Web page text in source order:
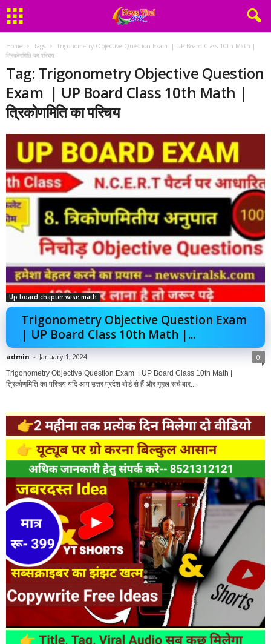
Home Tags
Trigonometry Objective Question Exam | UP Board Class 10th Math |
त्रिकोणमिति का परिचय
Tag: Trigonometry Objective Question
Exam | UP Board Class 10th Math |
त्रिकोणमिति का परिचय
Up board chapter wise math
Trigonometry Objective Question Exam
| UP Board Class 10th Math |...
admin - January 1, 2024 0
Trigonometry Objective Question Exam | UP Board Class 10th Math |
त्रिकोणमिति का परिचय यदि आप उत्तर प्रदेश बोर्ड से हैं और गूगल सर्च बार...